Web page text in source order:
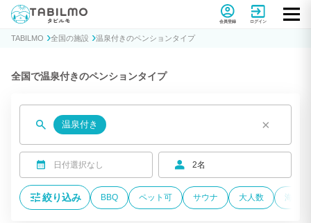
貸別荘コテージ・一棟貸し宿泊予約サイトTABILMO(タビルモ)
会員登録 ログイン
TABILMO 全国の施設 温泉付きのペンションタイプ
全国で温泉付きのペンションタイプ
温泉付き ×
日付選択なし 2名
絞り込み BBQ ペット可 サウナ 大人数 海が